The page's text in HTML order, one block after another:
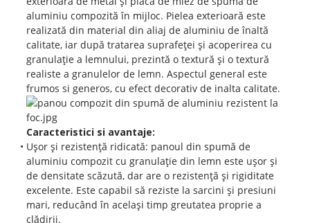
aluminiu compozită în mijloc. Pielea exterioară este
realizată din material din aliaj de aluminiu de înaltă
calitate, iar după tratarea suprafeței și acoperirea cu
granulație a lemnului, prezintă o textură și o textură
realiste a granulelor de lemn. Aspectul general este
frumos si generos, cu efect decorativ de inalta calitate.
Caracteristici si avantaje:
Ușor și rezistență ridicată: panoul din spumă de
aluminiu compozit cu granulație din lemn este ușor și
de densitate scăzută, dar are o rezistență și rigiditate
excelente. Este capabil să reziste la sarcini și presiuni
mari, reducând în același timp greutatea proprie a
clădirii.